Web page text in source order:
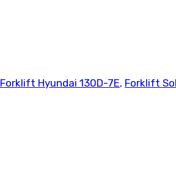
Forklift Hyundai 130D-7E, Forklift